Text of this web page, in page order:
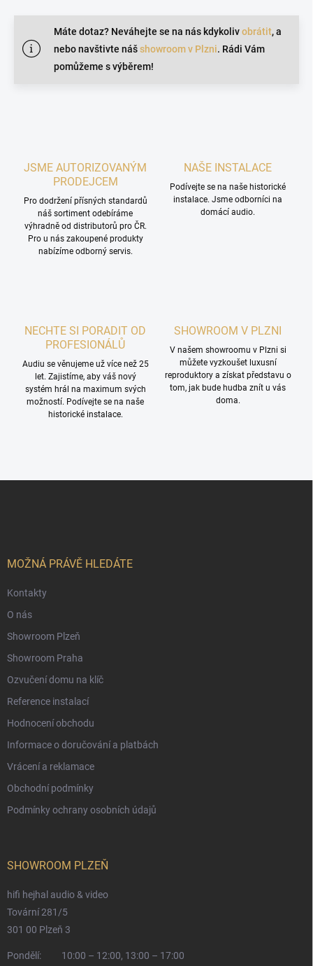
á
d
Máte dotaz? Neváhejte se na nás kdykolivobrátit, a
nebo navštivte nášshowroom v Plzni. Rádi Vám
pomůžeme s výběrem!
JSME AUTORIZOVANÝM
PRODEJCEM
Pro dodržení přísných standardů
náš sortiment odebíráme
výhradně od distributorů pro ČR.
Pro u nás zakoupené produkty
nabízíme odborný servis.
NAŠE INSTALACE
Podívejte se na naše historické
instalace. Jsme odborníci na
domácí audio.
NECHTE SI PORADIT OD
PROFESIONÁLŮ
Audiu se věnujeme už více než 25
let. Zajistíme, aby váš nový
systém hrál na maximum svých
možností. Podívejte se na naše
historické instalace.
SHOWROOM V PLZNI
V našem showroomu v Plzni si
můžete vyzkoušet luxusní
reproduktory a získat představu o
tom, jak bude hudba znít u vás
doma.
MOŽNÁ PRÁVĚ HLEDÁTE
Kontakty
O nás
Showroom Plzeň
Showroom Praha
Ozvučení domu na klíč
Reference instalací
Hodnocení obchodu
Informace o doručování a platbách
Vrácení a reklamace
Obchodní podmínky
Podmínky ochrany osobních údajů
SHOWROOM PLZEŇ
hifi hejhal audio & video
Tovární 281/5
301 00 Plzeň 3
Pondělí:
10:00 – 12:00, 13:00 – 17:00